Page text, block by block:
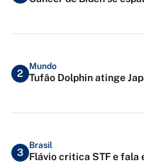
2
Mundo
Tufão Dolphin atinge
3
Brasil
Flávio critica STF e fala